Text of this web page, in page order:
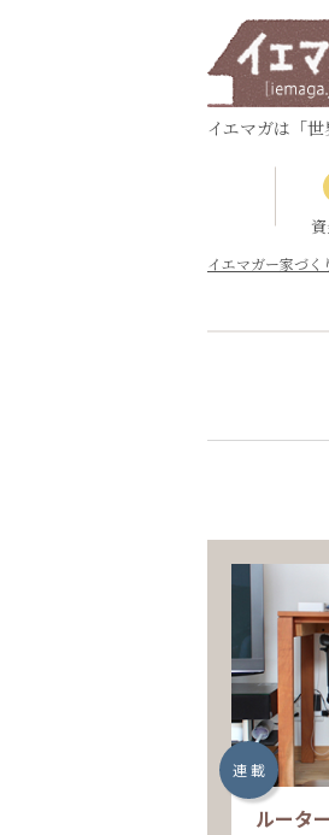
イエマガは「
イエマガー家づ
連 載
ルータ